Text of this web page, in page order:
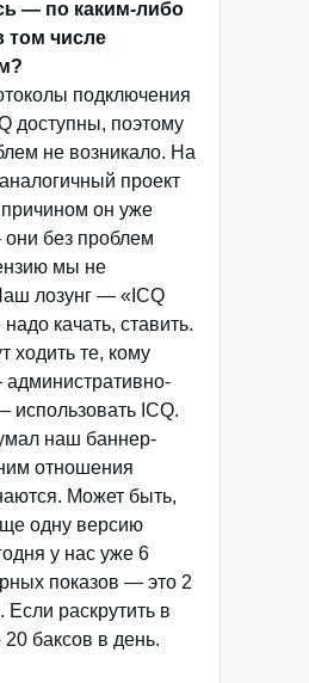
— по каким-либо
том числе
подключения
доступны, поэтому
не возникало. На
проект
причином он уже
без проблем
мы не
лозунг — «ICQ
качать, ставить.
ходить те, кому
использовать ICQ.
наш баннер-
отношения
Может быть,
одну версию
у нас уже 6
показов — это 2
Если раскрутить в
баксов в день.